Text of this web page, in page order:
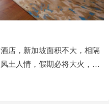
店，新加坡面积不大，相隔
土人情，假期必将大火，…